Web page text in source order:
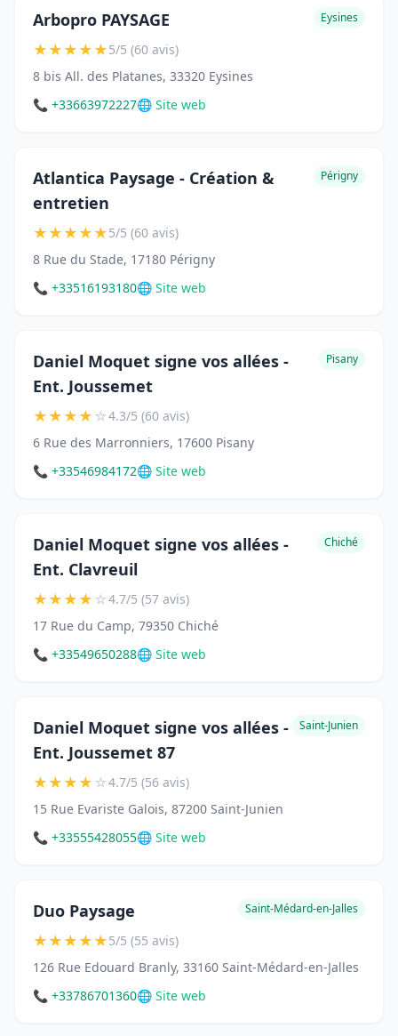
Arbopro PAYSAGE Eysines
★★★★★5/5 (60 avis)
8 bis All. des Platanes, 33320 Eysines
📞 +33663972227🌐 Site web
Atlantica Paysage - Création &
entretien
Périgny
★★★★★5/5 (60 avis)
8 Rue du Stade, 17180 Périgny
📞 +33516193180🌐 Site web
Daniel Moquet signe vos allées -
Ent. Joussemet
Pisany
★★★★☆4.3/5 (60 avis)
6 Rue des Marronniers, 17600 Pisany
📞 +33546984172🌐 Site web
Daniel Moquet signe vos allées -
Ent. Clavreuil
Chiché
★★★★☆4.7/5 (57 avis)
17 Rue du Camp, 79350 Chiché
📞 +33549650288🌐 Site web
Daniel Moquet signe vos allées -
Ent. Joussemet 87
Saint-Junien
★★★★☆4.7/5 (56 avis)
15 Rue Evariste Galois, 87200 Saint-Junien
📞 +33555428055🌐 Site web
Duo Paysage Saint-Médard-en-Jalles
★★★★★5/5 (55 avis)
126 Rue Edouard Branly, 33160 Saint-Médard-en-Jalles
📞 +33786701360🌐 Site web